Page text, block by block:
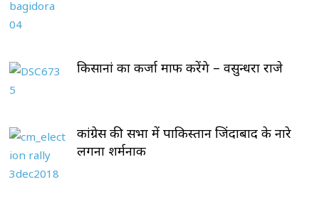
किसानां का कर्जा माफ करेंगे – वसुन्धरा राजे
कांग्रेस की सभा में पाकिस्तान जिंदाबाद के नारे
लगना शर्मनाक